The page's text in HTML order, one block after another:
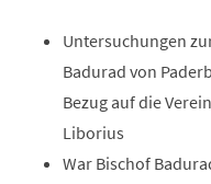
Untersuchungen
Badurad von
Bezug auf die
Liborius
War Bischof